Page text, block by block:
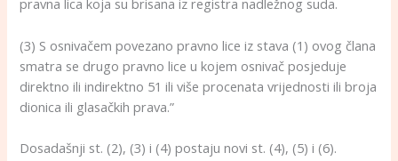
pravna lica koja su brisana iz registra nadležnog suda.
(3) S osnivačem povezano pravno lice iz stava (1) ovog člana
smatra se drugo pravno lice u kojem osnivač posjeduje
direktno ili indirektno 51 ili više procenata vrijednosti ili broja
dionica ili glasačkih prava.”
Dosadašnji st. (2), (3) i (4) postaju novi st. (4), (5) i (6).